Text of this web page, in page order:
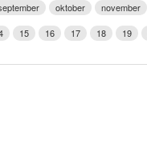
oktober november
15 16 17 18 19